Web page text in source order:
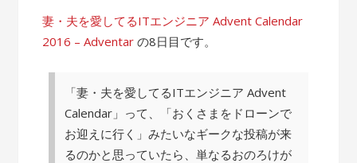
妻・夫を愛してるITエンジニア Advent Calendar
2016 – Adventar の8日目です。
「妻・夫を愛してるITエンジニア Advent
Calendar」って、「おくさまをドローンで
お迎えに行く」みたいなギークな投稿が来
るのかと思っていたら、単なるおのろけが